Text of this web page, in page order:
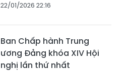
22/01/2026 22:16
Ban Chấp hành Trung
ương Đảng khóa XIV Hội
nghị lần thứ nhất